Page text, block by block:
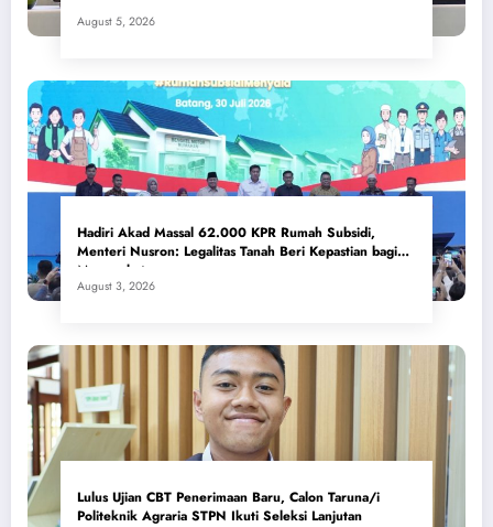
August 5, 2026
Hadiri Akad Massal 62.000 KPR Rumah Subsidi,
Menteri Nusron: Legalitas Tanah Beri Kepastian bagi
Masyarakat
August 3, 2026
Lulus Ujian CBT Penerimaan Baru, Calon Taruna/i
Politeknik Agraria STPN Ikuti Seleksi Lanjutan